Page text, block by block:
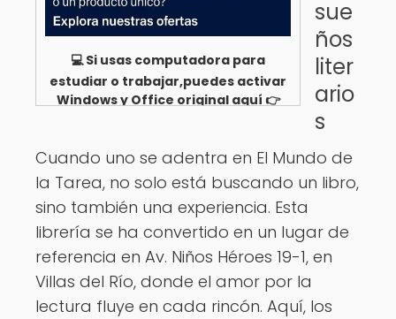
💻 Si usas computadora para
estudiar o trabajar,puedes activar
Windows y Office original aquí 👉
sue
ños
liter
ario
s
Cuando uno se adentra en El Mundo de
la Tarea, no solo está buscando un libro,
sino también una experiencia. Esta
librería se ha convertido en un lugar de
referencia en Av. Niños Héroes 19-1, en
Villas del Río, donde el amor por la
lectura fluye en cada rincón. Aquí, los